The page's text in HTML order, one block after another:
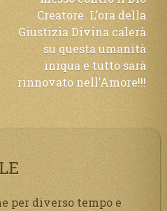
Creatore. L’ora della
Giustizia Divina calerà
su questa umanità
iniqua e tutto sarà
rinnovato nell’Amore!!!
per diverso tempo e